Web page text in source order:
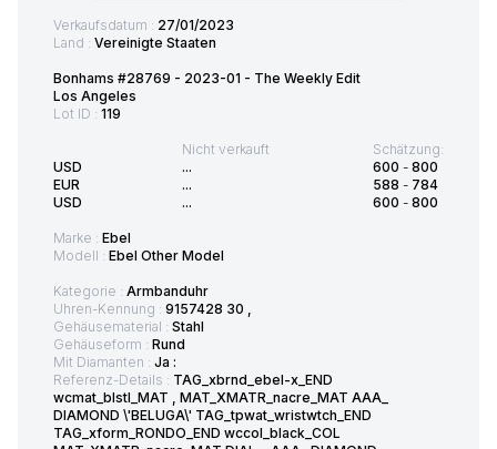
Verkaufsdatum : 27/01/2023
Land : Vereinigte Staaten
Bonhams #28769 - 2023-01 - The Weekly Edit
Los Angeles
Lot ID : 119
USD
EUR
USD
Nicht verkauft
...
...
...
Schätzung:
600 - 800
588 - 784
600 - 800
Marke : Ebel
Modell : Ebel Other Model
Kategorie : Armbanduhr
Uhren-Kennung : 9157428 30 ,
Gehäusematerial : Stahl
Gehäuseform : Rund
Mit Diamanten : Ja :
Referenz-Details : TAG_xbrnd_ebel-x_END
wcmat_blstl_MAT , MAT_XMATR_nacre_MAT AAA_
DIAMOND \'BELUGA\' TAG_tpwat_wristwtch_END
TAG_xform_RONDO_END wccol_black_COL